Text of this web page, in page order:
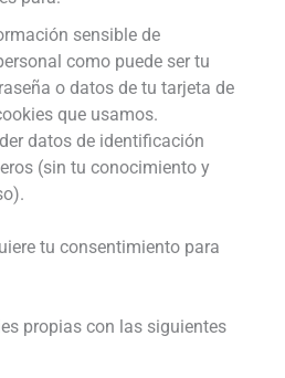
sensible de
como puede ser tu
o datos de tu tarjeta de
que usamos.
datos de identificación
(sin tu conocimiento y
tu consentimiento para
propias con las siguientes